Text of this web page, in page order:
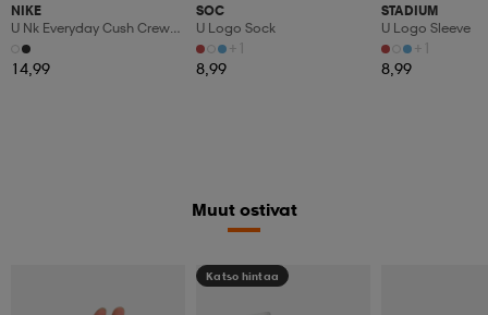
NIKE
U Nk Everyday Cush Crew
3pr
14,99
SOC
U Logo Sock
+1
8,99
STADIUM
U Logo Sleeve
+1
8,99
Muut ostivat
Katso hintaa